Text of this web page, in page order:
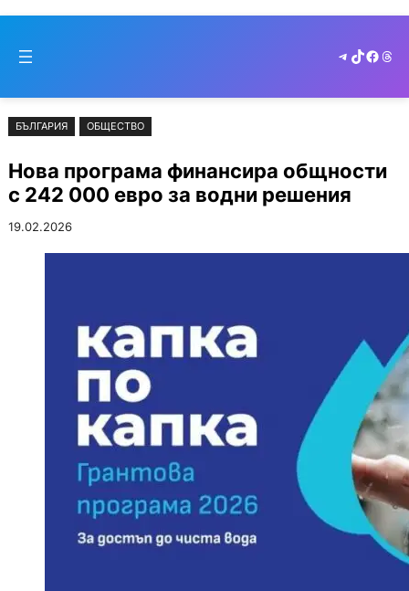
съдържанието
to
Telegram
TikTok
БЪЛГАРИЯ ОБЩЕСТВО
Нова програма финансира общности
с 242 000 евро за водни решения
19.02.2026